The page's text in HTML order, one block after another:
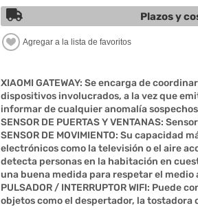
Plazos y
XIAOMI GATEWAY: Se encarga de
dispositivos involucrados, a la vez que
informar de cualquier anomalía
SENSOR DE PUERTAS Y VENTANAS:
SENSOR DE MOVIMIENTO: Su capacidad
electrónicos como la televisión o el aire
detecta personas en la habitación en
una buena medida para respetar el medio
PULSADOR / INTERRUPTOR WIFI: Puede
objetos como el despertador, la